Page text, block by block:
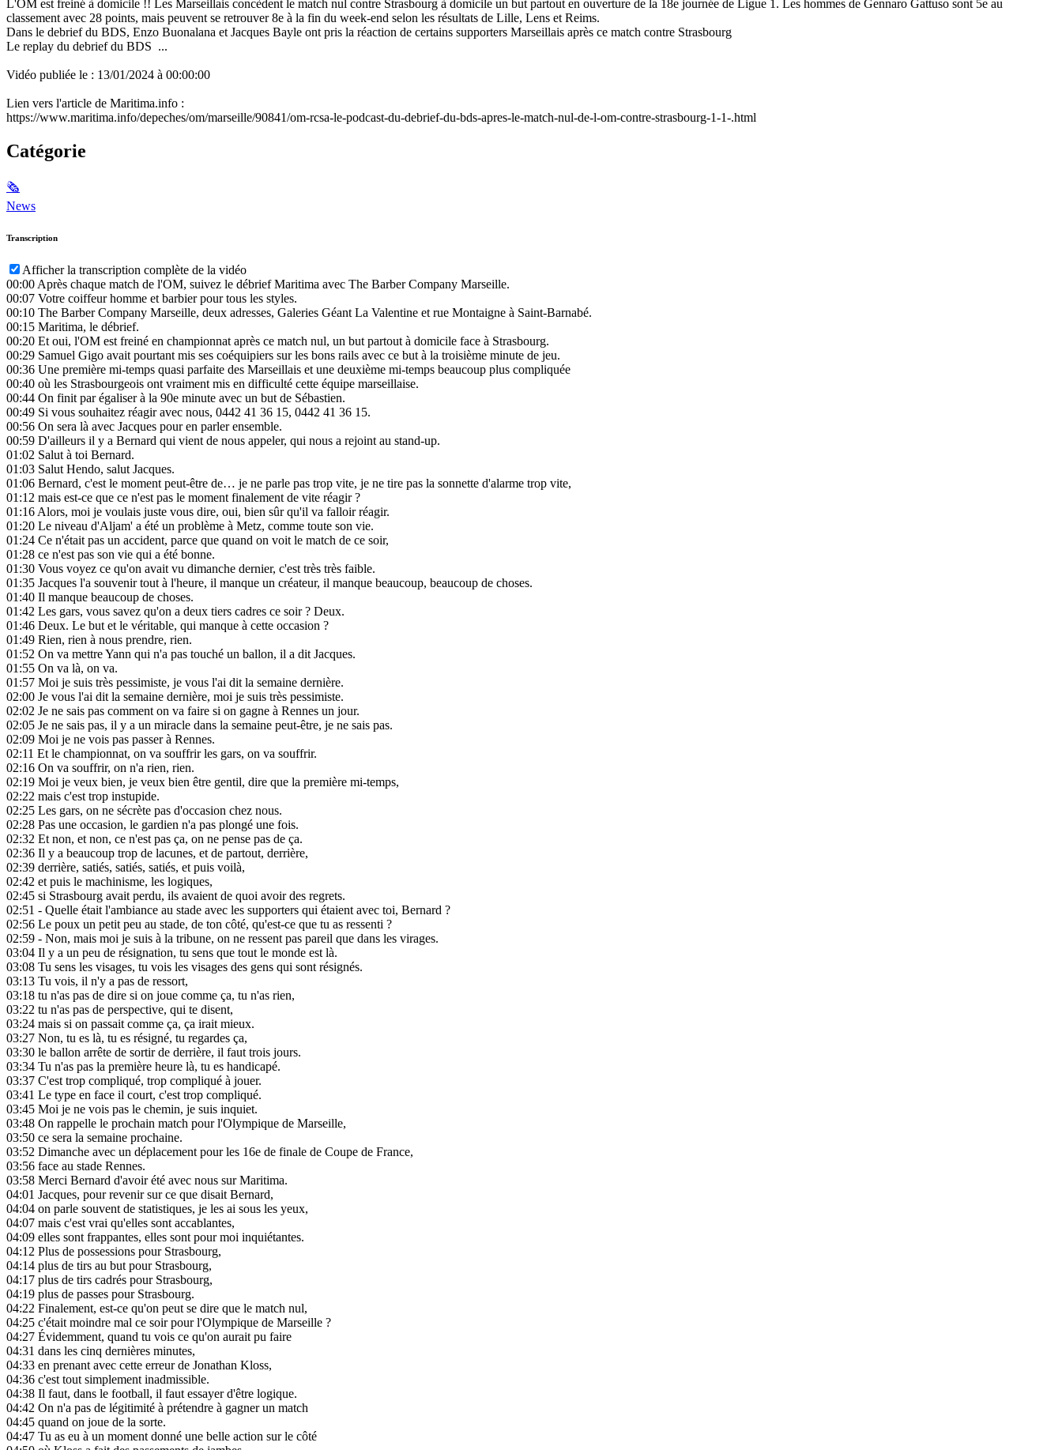
L'OM est freiné à domicile !! Les Marseillais concèdent le match nul contre Strasbourg à domicile un but partout en ouverture de la 18e journée de Ligue 1. Les hommes de Gennaro Gattuso sont 5e au
classement avec 28 points, mais peuvent se retrouver 8e à la fin du week-end selon les résultats de Lille, Lens et Reims.
Dans le debrief du BDS, Enzo Buonalana et Jacques Bayle ont pris la réaction de certains supporters Marseillais après ce match contre Strasbourg
Le replay du debrief du BDS ...
Vidéo publiée le : 13/01/2024 à 00:00:00
Lien vers l'article de Maritima.info :
https://www.maritima.info/depeches/om/marseille/90841/om-rcsa-le-podcast-du-debrief-du-bds-apres-le-match-nul-de-l-om-contre-strasbourg-1-1-.html
Catégorie
🗞
News
Transcription
Afficher la transcription complète de la vidéo
00:00Après chaque match de l'OM, suivez le débrief Maritima avec The Barber Company Marseille.
00:07 Votre coiffeur homme et barbier pour tous les styles.
00:10 The Barber Company Marseille, deux adresses, Galeries Géant La Valentine et rue Montaigne à Saint-Barnabé.
00:15 Maritima, le débrief.
00:20 Et oui, l'OM est freiné en championnat après ce match nul, un but partout à domicile face à Strasbourg.
00:29 Samuel Gigo avait pourtant mis ses coéquipiers sur les bons rails avec ce but à la troisième minute de jeu.
00:36 Une première mi-temps quasi parfaite des Marseillais et une deuxième mi-temps beaucoup plus compliquée
00:40 où les Strasbourgeois ont vraiment mis en difficulté cette équipe marseillaise.
00:44 On finit par égaliser à la 90e minute avec un but de Sébastien.
00:49 Si vous souhaitez réagir avec nous, 0442 41 36 15, 0442 41 36 15.
00:56 On sera là avec Jacques pour en parler ensemble.
00:59 D'ailleurs il y a Bernard qui vient de nous appeler, qui nous a rejoint au stand-up.
01:02 Salut à toi Bernard.
01:03 Salut Hendo, salut Jacques.
01:06 Bernard, c'est le moment peut-être de… je ne parle pas trop vite, je ne tire pas la sonnette d'alarme trop vite,
01:12 mais est-ce que ce n'est pas le moment finalement de vite réagir ?
01:16Alors, moi je voulais juste vous dire, oui, bien sûr qu'il va falloir réagir.
01:20 Le niveau d'Aljam' a été un problème à Metz, comme toute son vie.
01:24 Ce n'était pas un accident, parce que quand on voit le match de ce soir,
01:28 ce n'est pas son vie qui a été bonne.
01:30 Vous voyez ce qu'on avait vu dimanche dernier, c'est très très faible.
01:35 Jacques l'a souvenir tout à l'heure, il manque un créateur, il manque beaucoup, beaucoup de choses.
01:40 Il manque beaucoup de choses.
01:42 Les gars, vous savez qu'on a deux tiers cadres ce soir ? Deux.
01:46 Deux. Le but et le véritable, qui manque à cette occasion ?
01:49 Rien, rien à nous prendre, rien.
01:52 On va mettre Yann qui n'a pas touché un ballon, il a dit Jacques.
01:55 On va là, on va.
01:57 Moi je suis très pessimiste, je vous l'ai dit la semaine dernière.
02:00 Je vous l'ai dit la semaine dernière, moi je suis très pessimiste.
02:02 Je ne sais pas comment on va faire si on gagne à Rennes un jour.
02:05 Je ne sais pas, il y a un miracle dans la semaine peut-être, je ne sais pas.
02:09 Moi je ne vois pas passer à Rennes.
02:11 Et le championnat, on va souffrir les gars, on va souffrir.
02:16 On va souffrir, on n'a rien, rien.
02:19 Moi je veux bien, je veux bien être gentil, dire que la première mi-temps,
02:22 mais c'est trop instupide.
02:25 Les gars, on ne sécrète pas d'occasion chez nous.
02:28 Pas une occasion, le gardien n'a pas plongé une fois.
02:32 Et non, et non, ce n'est pas ça, on ne pense pas de ça.
02:36 Il y a beaucoup trop de lacunes, et de partout, derrière,
02:39 derrière, satiés, satiés, satiés, et puis voilà,
02:42 et puis le machinisme, les logiques,
02:45 si Strasbourg avait perdu, ils avaient de quoi avoir des regrets.
02:51 - Quelle était l'ambiance au stade avec les supporters qui étaient avec toi, Bernard ?
02:56 Le poux un petit peu au stade, de ton côté, qu'est-ce que tu as ressenti ?
02:59 - Non, mais moi je suis à la tribune, on ne ressent pas pareil que dans les virages.
03:04 Il y a un peu de résignation, tu sens que tout le monde est là.
03:08 Tu sens les visages, tu vois les visages des gens qui sont résignés.
03:13 Tu vois, il n'y a pas de ressort,
03:18 tu n'as pas de dire si on joue comme ça, tu n'as rien,
03:22 tu n'as pas de perspective, qui te disent,
03:24 mais si on passait comme ça, ça irait mieux.
03:27 Non, tu es là, tu es résigné, tu regardes ça,
03:30 le ballon arrête de sortir de derrière, il faut trois jours.
03:34 Tu n'as pas la première heure là, tu es handicapé.
03:37 C'est trop compliqué, trop compliqué à jouer.
03:41 Le type en face il court, c'est trop compliqué.
03:45 Moi je ne vois pas le chemin, je suis inquiet.
03:48 On rappelle le prochain match pour l'Olympique de Marseille,
03:50 ce sera la semaine prochaine.
03:52 Dimanche avec un déplacement pour les 16e de finale de Coupe de France,
03:56 face au stade Rennes.
03:58 Merci Bernard d'avoir été avec nous sur Maritima.
04:01 Jacques, pour revenir sur ce que disait Bernard,
04:04 on parle souvent de statistiques, je les ai sous les yeux,
04:07 mais c'est vrai qu'elles sont accablantes,
04:09 elles sont frappantes, elles sont pour moi inquiétantes.
04:12 Plus de possessions pour Strasbourg,
04:14 plus de tirs au but pour Strasbourg,
04:17 plus de tirs cadrés pour Strasbourg,
04:19 plus de passes pour Strasbourg.
04:22 Finalement, est-ce qu'on peut se dire que le match nul,
04:25 c'était moindre mal ce soir pour l'Olympique de Marseille ?
04:27 Évidemment, quand tu vois ce qu'on aurait pu faire
04:31 dans les cinq dernières minutes,
04:33 en prenant avec cette erreur de Jonathan Kloss,
04:36 c'est tout simplement inadmissible.
04:38 Il faut, dans le football, il faut essayer d'être logique.
04:42 On n'a pas de légitimité à prétendre à gagner un match
04:45 quand on joue de la sorte.
04:47 Tu as eu à un moment donné une belle action sur le côté